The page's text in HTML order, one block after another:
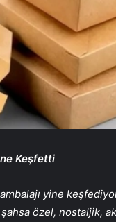
Keşfetti
yine
özel, nostaljik,